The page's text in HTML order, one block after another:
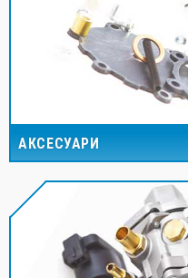
АКСЕСУАРИ